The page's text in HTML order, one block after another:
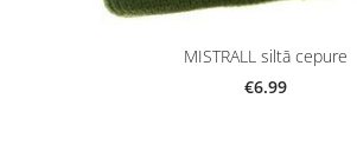
MISTRALL siltā cepure
€6.99